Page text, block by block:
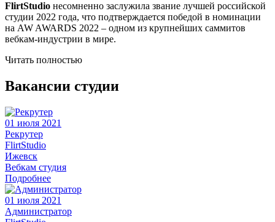
FlirtStudio несомненно заслужила звание лучшей российской
студии 2022 года, что подтверждается победой в номинации
на AW AWARDS 2022 – одном из крупнейших саммитов
вебкам-индустрии в мире.
Читать полностью
Вакансии студии
01 июля 2021
Рекрутер
FlirtStudio
Ижевск
Вебкам студия
Подробнее
01 июля 2021
Администратор